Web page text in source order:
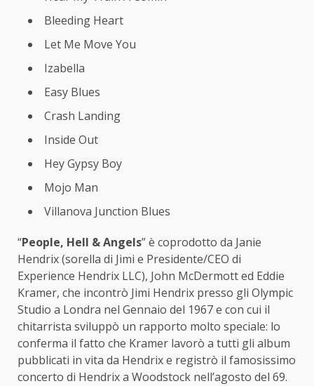
Bleeding Heart
Let Me Move You
Izabella
Easy Blues
Crash Landing
Inside Out
Hey Gypsy Boy
Mojo Man
Villanova Junction Blues
“People, Hell & Angels” è coprodotto da Janie
Hendrix (sorella di Jimi e Presidente/CEO di
Experience Hendrix LLC), John McDermott ed Eddie
Kramer, che incontrò Jimi Hendrix presso gli Olympic
Studio a Londra nel Gennaio del 1967 e con cui il
chitarrista sviluppò un rapporto molto speciale: lo
conferma il fatto che Kramer lavorò a tutti gli album
pubblicati in vita da Hendrix e registrò il famosissimo
concerto di Hendrix a Woodstock nell’agosto del 69.